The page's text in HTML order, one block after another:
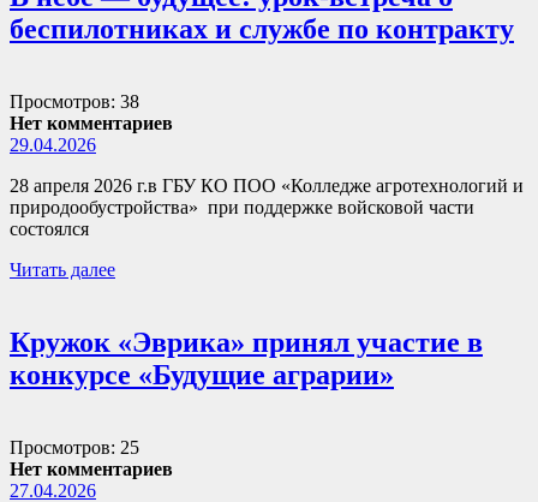
беспилотниках и службе по контракту
Просмотров: 38
Нет комментариев
29.04.2026
28 апреля 2026 г.в ГБУ КО ПОО «Колледже агротехнологий и
природообустройства» при поддержке войсковой части
состоялся
Читать далее
Кружок «Эврика» принял участие в
конкурсе «Будущие аграрии»
Просмотров: 25
Нет комментариев
27.04.2026